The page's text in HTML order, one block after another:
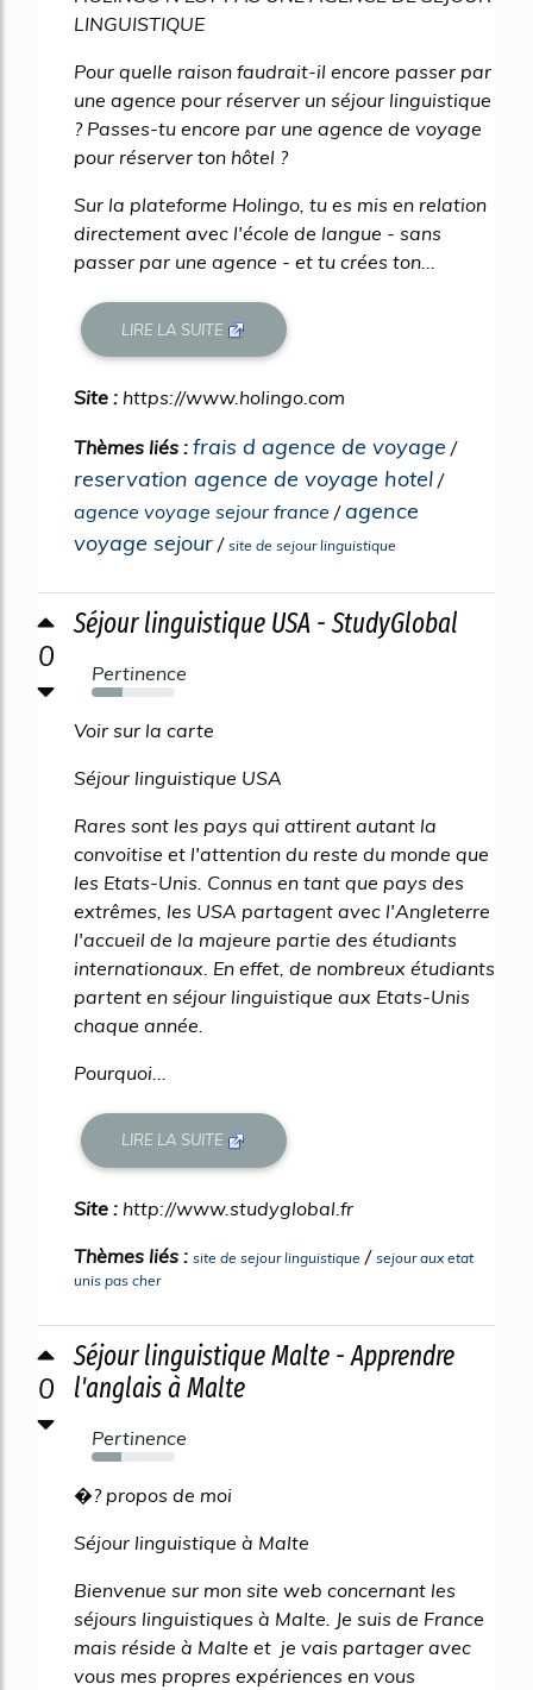
LINGUISTIQUE
Pour quelle raison faudrait-il encore passer par
une agence pour réserver un séjour linguistique
? Passes-tu encore par une agence de voyage
pour réserver ton hôtel ?
Sur la plateforme Holingo, tu es mis en relation
directement avec l'école de langue - sans
passer par une agence - et tu crées ton...
LIRE LA SUITE
Site : https://www.holingo.com
Thèmes liés : frais d agence de voyage /
reservation agence de voyage hotel /
agence voyage sejour france /agence
voyage sejour / site de sejour linguistique
0
Séjour linguistique USA - StudyGlobal
Pertinence
37%
Voir sur la carte
Séjour linguistique USA
Rares sont les pays qui attirent autant la
convoitise et l'attention du reste du monde que
les Etats-Unis. Connus en tant que pays des
extrêmes, les USA partagent avec l'Angleterre
l'accueil de la majeure partie des étudiants
internationaux. En effet, de nombreux étudiants
partent en séjour linguistique aux Etats-Unis
chaque année.
Pourquoi...
LIRE LA SUITE
Site : http://www.studyglobal.fr
Thèmes liés : site de sejour linguistique / sejour aux etat
unis pas cher
0
Séjour linguistique Malte - Apprendre
l'anglais à Malte
Pertinence
35%
�? propos de moi
Séjour linguistique à Malte
Bienvenue sur mon site web concernant les
séjours linguistiques à Malte. Je suis de France
mais réside à Malte et je vais partager avec
vous mes propres expériences en vous